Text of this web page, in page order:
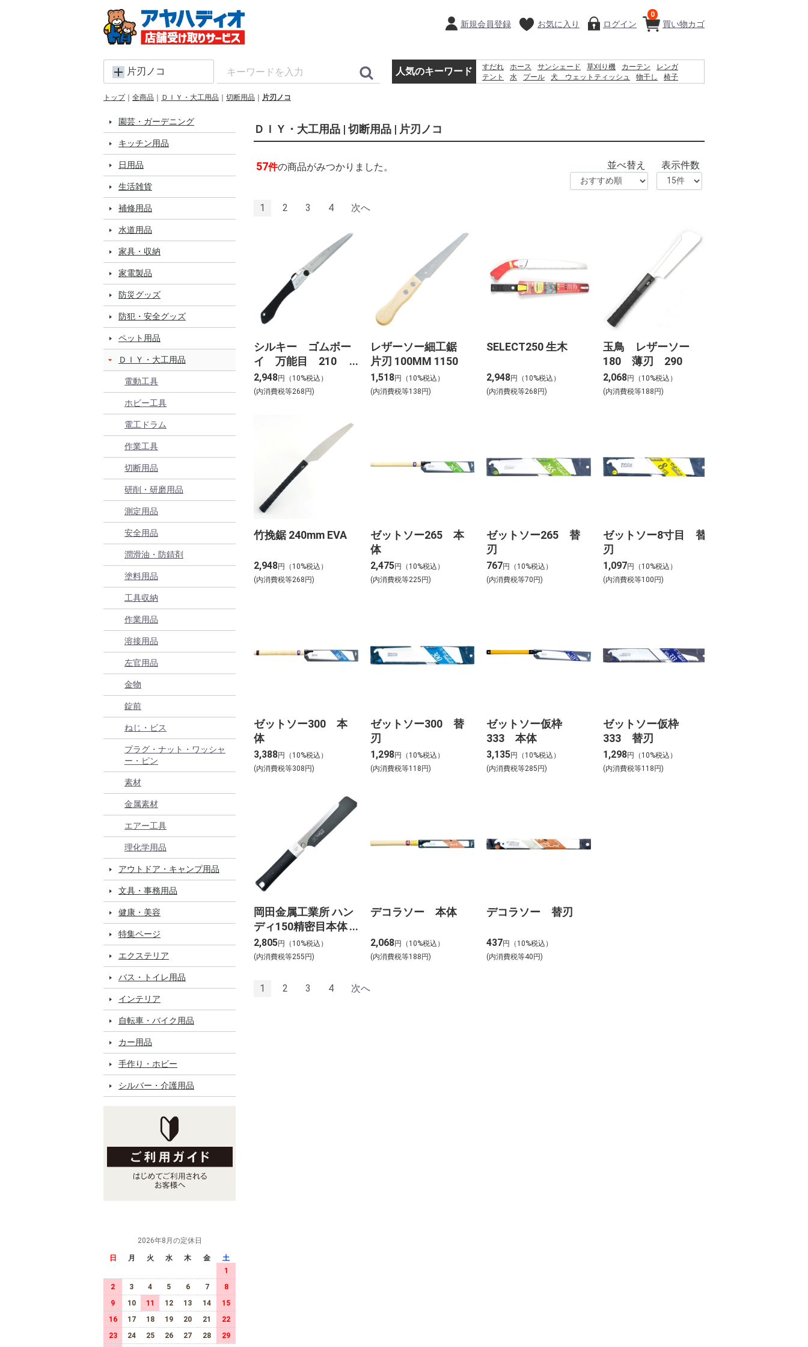
買い物カゴ
0
新規会員登録 お気に入り ログイン
片刃ノコ 人気のキーワード すだれ ホース サンシェード 草刈り機 カーテン
レンガ
テント
水 プール 犬 ウェットティッシュ 物干し
椅子
トップ 全商品 ＤＩＹ・大工用品 切断用品 片刃ノコ
園芸・ガーデニング
キッチン用品
日用品
生活雑貨
補修用品
水道用品
家具・収納
家電製品
防災グッズ
防犯・安全グッズ
ペット用品
ＤＩＹ・大工用品
電動工具
ホビー工具
電工ドラム
作業工具
切断用品
研削・研磨用品
測定用品
安全用品
潤滑油・防錆剤
塗料用品
工具収納
作業用品
溶接用品
左官用品
金物
錠前
ねじ・ビス
プラグ・ナット・ワッシャ
ー・ピン
素材
金属素材
エアー工具
理化学用品
アウトドア・キャンプ用品
文具・事務用品
健康・美容
特集ページ
エクステリア
バス・トイレ用品
インテリア
自転車・バイク用品
カー用品
手作り・ホビー
シルバー・介護用品
2026年8月の定休日
日 月 火 水 木 金
土
1
2
3 4 5 6 7
8
9
10 11 12 13 14
15
16
17 18 19 20 21
22
23
24 25 26 27 28 29
ＤＩＹ・大工用品 | 切断用品 | 片刃ノコ
57件の商品がみつかりました。 並べ替え 表示件数
1 2 3 4 次へ
シルキー ゴムボー
イ 万能目 210
121-21
2,948円（10%税込）
(内消費税等268円)
レザーソー細工鋸
片刃 100MM 1150
1,518円（10%税込）
(内消費税等138円)
SELECT250 生木
2,948円（10%税込）
(内消費税等268円)
玉鳥 レザーソー
180 薄刃 290
2,068円（10%税込）
(内消費税等188円)
竹挽鋸 240mm EVA
2,948円（10%税込）
(内消費税等268円)
ゼットソー265 本
体
2,475円（10%税込）
(内消費税等225円)
ゼットソー265 替
刃
767円（10%税込）
(内消費税等70円)
ゼットソー8寸目 替
刃
1,097円（10%税込）
(内消費税等100円)
ゼットソー300 本
体
3,388円（10%税込）
(内消費税等308円)
ゼットソー300 替
刃
1,298円（10%税込）
(内消費税等118円)
ゼットソー仮枠
333 本体
3,135円（10%税込）
(内消費税等285円)
ゼットソー仮枠
333 替刃
1,298円（10%税込）
(内消費税等118円)
岡田金属工業所 ハン
ディ150精密目本体
7041
2,805円（10%税込）
(内消費税等255円)
デコラソー 本体
2,068円（10%税込）
(内消費税等188円)
デコラソー 替刃
437円（10%税込）
(内消費税等40円)
1 2 3 4 次へ